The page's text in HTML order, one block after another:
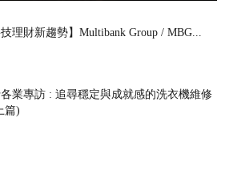
技理財新趨勢】Multibank Group / MBG...
業專訪 : 追尋穩定與成就感的洗衣機維修
篇)